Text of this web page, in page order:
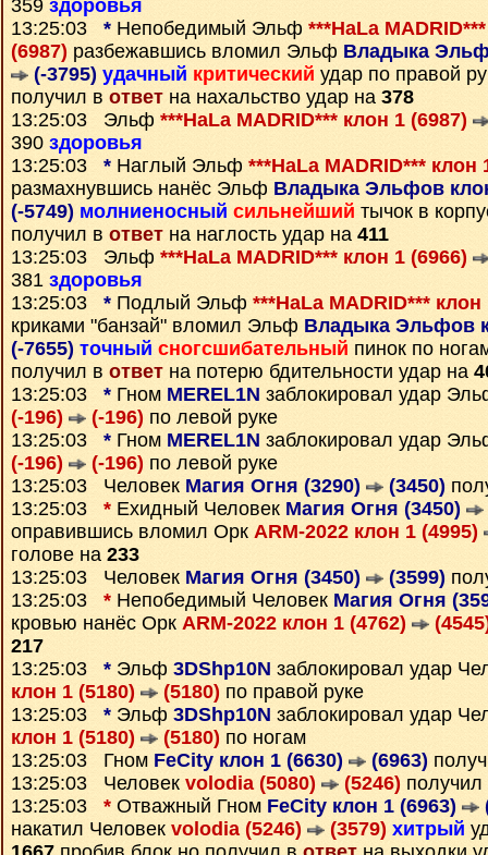
359 здоровья
13:25:03 * Непобедимый Эльф ***HaLa
(6987) разбежавшись вломил Эльф Владыка
(-3795) удачный критический удар по правой
получил в ответ на нахальство удар на 378
13:25:03 Эльф ***HaLa MADRID*** клон 1 (6987)
390 здоровья
13:25:03 * Наглый Эльф ***HaLa MADRID*** клон
размахнувшись нанёс Эльф Владыка Эльфов
(-5749) молниеносный сильнейший тычок в
получил в ответ на наглость удар на 411
13:25:03 Эльф ***HaLa MADRID*** клон 1 (6966)
381 здоровья
13:25:03 * Подлый Эльф ***HaLa MADRID***
криками "банзай" вломил Эльф Владыка Эльфов
(-7655) точный сногсшибательный пинок по
получил в ответ на потерю бдительности удар на
13:25:03 * Гном MEREL1N заблокировал удар
(-196)
(-196) по левой руке
13:25:03 * Гном MEREL1N заблокировал удар
(-196)
(-196) по левой руке
13:25:03 Человек Магия Огня (3290) (3450)
13:25:03 * Ехидный Человек Магия Огня (3450)
оправившись вломил Орк ARM-2022 клон 1 (4995)
голове на 233
13:25:03 Человек Магия Огня (3450) (3599)
13:25:03 * Непобедимый Человек Магия Огня
кровью нанёс Орк ARM-2022 клон 1 (4762)
217
13:25:03 * Эльф 3DShp10N заблокировал удар
клон 1 (5180)
(5180) по правой руке
13:25:03 * Эльф 3DShp10N заблокировал удар
клон 1 (5180)
(5180) по ногам
13:25:03 Гном FeCity клон 1 (6630) (6963)
13:25:03 Человек volodia (5080) (5246)
13:25:03 * Отважный Гном FeCity клон 1 (6963)
накатил Человек volodia (5246) (3579) хитрый